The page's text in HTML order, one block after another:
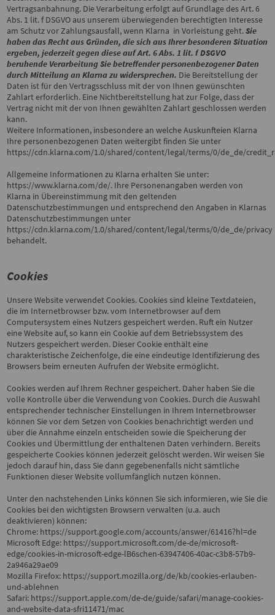
Vertragsanbahnung. Die Verarbeitung erfolgt auf Grundlage des Art. 6
Abs. 1 lit. f DSGVO aus unserem überwiegenden berechtigten Interesse
am Schutz vor Zahlungsausfall, wenn Klarna in Vorleistung geht.Sie
haben das Recht aus Gründen, die sich aus Ihrer besonderen Situation
ergeben, jederzeit gegen diese auf Art. 6 Abs. 1 lit. f DSGVO
beruhende Verarbeitung Sie betreffender personenbezogener Daten
durch Mitteilung an Klarna zu widersprechen. Die Bereitstellung der
Daten ist für den Vertragsschluss mit der von Ihnen gewünschten
Zahlart erforderlich. Eine Nichtbereitstellung hat zur Folge, dass der
Vertrag nicht mit der von Ihnen gewählten Zahlart geschlossen werden
kann.
Weitere Informationen, insbesondere an welche Auskunfteien Klarna
Ihre personenbezogenen Daten weitergibt finden Sie unter
https://cdn.klarna.com/1.0/shared/content/legal/terms/0/de_de/
Allgemeine Informationen zu Klarna erhalten Sie unter:
https://www.klarna.com/de/. Ihre Personenangaben werden von
Klarna in Übereinstimmung mit den geltenden
Datenschutzbestimmungen und entsprechend den Angaben in Klarnas
Datenschutzbestimmungen unter
https://cdn.klarna.com/1.0/shared/content/legal/terms/0/de_de/privacy
behandelt.
Cookies
Unsere Website verwendet Cookies. Cookies sind kleine Textdateien,
die im Internetbrowser bzw. vom Internetbrowser auf dem
Computersystem eines Nutzers gespeichert werden. Ruft ein Nutzer
eine Website auf, so kann ein Cookie auf dem Betriebssystem des
Nutzers gespeichert werden. Dieser Cookie enthält eine
charakteristische Zeichenfolge, die eine eindeutige Identifizierung des
Browsers beim erneuten Aufrufen der Website ermöglicht.
Cookies werden auf Ihrem Rechner gespeichert. Daher haben Sie die
volle Kontrolle über die Verwendung von Cookies. Durch die Auswahl
entsprechender technischer Einstellungen in Ihrem Internetbrowser
können Sie vor dem Setzen von Cookies benachrichtigt werden und
über die Annahme einzeln entscheiden sowie die Speicherung der
Cookies und Übermittlung der enthaltenen Daten verhindern. Bereits
gespeicherte Cookies können jederzeit gelöscht werden. Wir weisen Sie
jedoch darauf hin, dass Sie dann gegebenenfalls nicht sämtliche
Funktionen dieser Website vollumfänglich nutzen können.
Unter den nachstehenden Links können Sie sich informieren, wie Sie die
Cookies bei den wichtigsten Browsern verwalten (u.a. auch
deaktivieren) können:
Chrome: https://support.google.com/accounts/answer/61416?hl=de
Microsoft Edge: https://support.microsoft.com/de-de/microsoft-
edge/cookies-in-microsoft-edge-lB6schen-63947406-40ac-c3b8-57b9-
2a946a29ae09
Mozilla Firefox: https://support.mozilla.org/de/kb/cookies-erlauben-
und-ablehnen
Safari: https://support.apple.com/de-de/guide/safari/manage-cookies-
and-website-data-sfri11471/mac